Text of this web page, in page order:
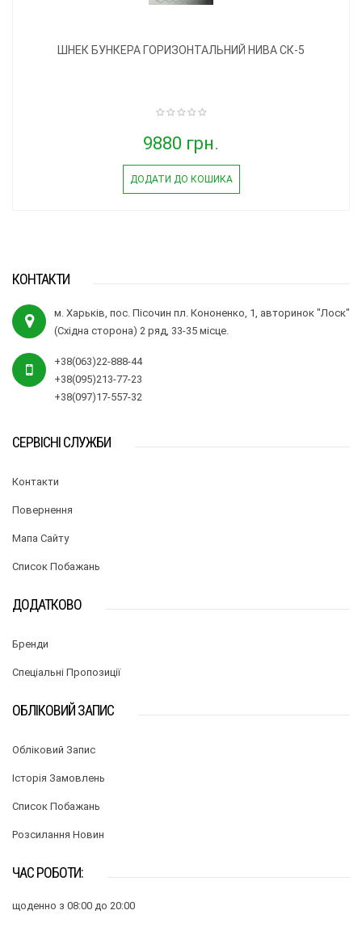
ШНЕК БУНКЕРА ГОРИЗОНТАЛЬНИЙ НИВА СК-5
9880 грн.
ДОДАТИ ДО КОШИКА
КОНТАКТИ
м. Харьків, пос. Пісочин пл. Кононенко, 1, авторинок "Лоск"
(Східна сторона) 2 ряд, 33-35 місце.
+38(063)22-888-44
+38(095)213-77-23
+38(097)17-557-32
СЕРВІСНІ СЛУЖБИ
Контакти
Повернення
Мапа Сайту
Список Побажань
ДОДАТКОВО
Бренди
Спеціальні Пропозиції
ОБЛІКОВИЙ ЗАПИС
Обліковий Запис
Історія Замовлень
Список Побажань
Розсилання Новин
ЧАС РОБОТИ:
щоденно з 08:00 до 20:00